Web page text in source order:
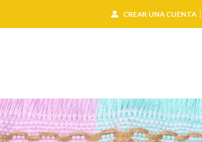
CREAR UNA CUENTA